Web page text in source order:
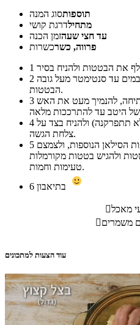
תוספותסוג המנה
מתחילדרגת קושי
עד חצי שעהזמן הכנה
פרווה, כשרכשרות
1
2
הבטטות.
3
4
צלחת הגשה.
5
ולהגיש בטטות מקורמלות
טעימות וחמות.
6
מאכל
משמרים
עוד הצעות למתכונים